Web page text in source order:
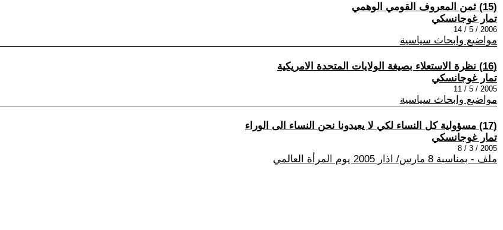
(15) ثمن المعروف القومي الوهمي
تمار غوجانسكي
2006 / 5 / 14
مواضيع وابحاث سياسية
(16) نظرة الاستعلاء بصيغة الولايات المتحدة الامريكية
تمار غوجانسكي
2005 / 5 / 11
مواضيع وابحاث سياسية
(17) مسؤولية كل النساء لكي لا يعيدونا نحن النساء الى الوراء
تمار غوجانسكي
2005 / 3 / 8
ملف - بمناسبة 8 مارس/ اذار 2005 يوم المرأة العالمي